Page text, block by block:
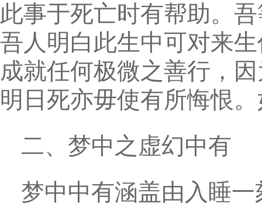
此事于死亡时有帮助。
吾人明白此生中可对来
成就任何极微之善行，
明日死亦毋使有所悔恨
二、梦中之虚幻中有
梦中中有涵盖由入睡